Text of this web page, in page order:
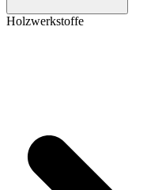
Holzwerkstoffe